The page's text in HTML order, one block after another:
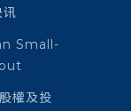
Small-
權及投